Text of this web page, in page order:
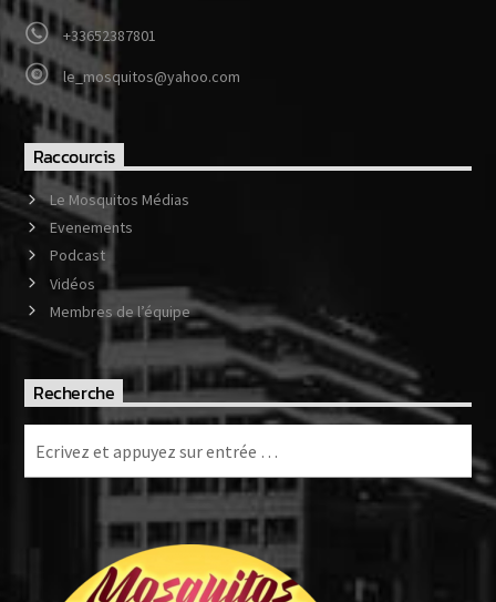
+33652387801
le_mosquitos@yahoo.com
Raccourcis
Le Mosquitos Médias
Evenements
Podcast
Vidéos
Membres de l’équipe
Recherche